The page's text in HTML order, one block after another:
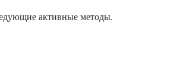
активные методы.